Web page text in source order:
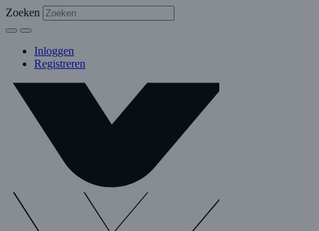
Zoeken
Inloggen
Registreren